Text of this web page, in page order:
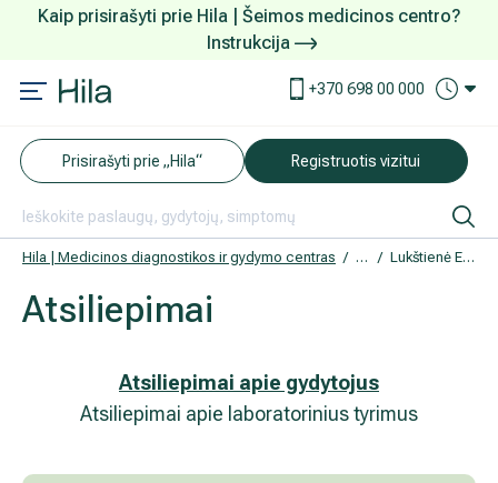
Kaip prisirašyti prie Hila | Šeimos medicinos centro?
Instrukcija
+370 698 00 000
Prisirašyti prie „Hila“ Registruotis vizitui
Hila | Medicinos diagnostikos ir gydymo centras Atsiliepimai
Lukštienė Eglė
Atsiliepimai
Atsiliepimai apie gydytojus
Atsiliepimai apie laboratorinius tyrimus
Paslaugos ir kainos
AKCIJOS
Tyrimai
Neurologija
Sveikatos klubo narystė
Reabilitacija ir sporto medicina
Kaip užsiregistruoti
Kuo pasirūpinti prieš atvykstant
Apmokėjimas ir paslaugos
Apgyvendinimas ir maitinimas
Pacientams iš užsienio
Duomenų apsauga